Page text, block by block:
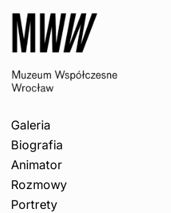
Galeria
Biografia
Animator
Rozmowy
Portrety